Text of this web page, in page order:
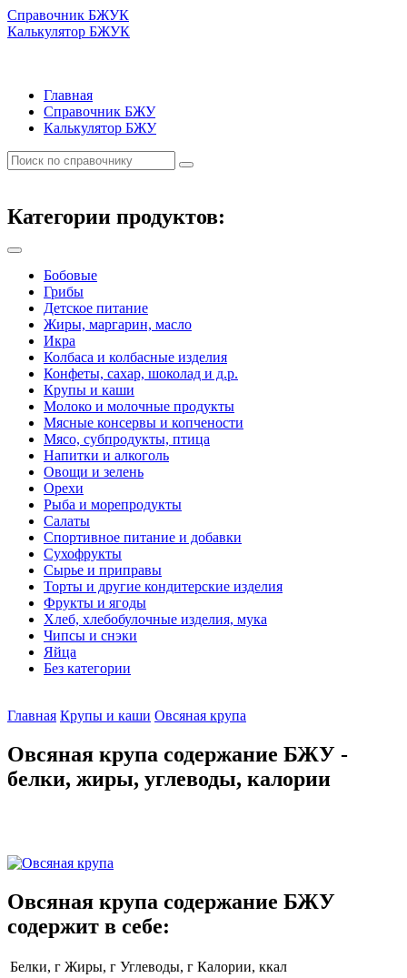
Справочник БЖУК
Калькулятор БЖУК
Главная
Справочник БЖУ
Калькулятор БЖУ
Категории продуктов:
Бобовые
Грибы
Детское питание
Жиры, маргарин, масло
Икра
Колбаса и колбасные изделия
Конфеты, сахар, шоколад и д.р.
Крупы и каши
Молоко и молочные продукты
Мясные консервы и копчености
Мясо, субпродукты, птица
Напитки и алкоголь
Овощи и зелень
Орехи
Рыба и морепродукты
Салаты
Спортивное питание и добавки
Сухофрукты
Сырье и приправы
Торты и другие кондитерские изделия
Фрукты и ягоды
Хлеб, хлебобулочные изделия, мука
Чипсы и снэки
Яйца
Без категории
Главная Крупы и каши Овсяная крупа
Овсяная крупа содержание БЖУ -
белки, жиры, углеводы, калории
Овсяная крупа содержание БЖУ
содержит в себе:
Белки, г Жиры, г Углеводы, г Калории, ккал